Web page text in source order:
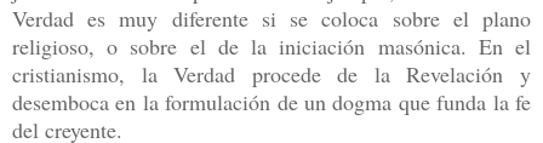
Verdad es muy diferente si se coloca sobre el plano
religioso, o sobre el de la iniciación masónica. En el
cristianismo, la Verdad procede de la Revelación y
desemboca en la formulación de un dogma que funda la fe
del creyente.